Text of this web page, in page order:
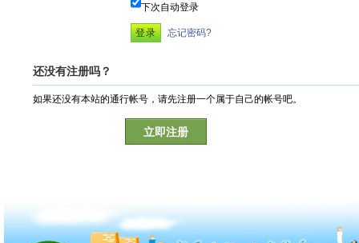
下次自动登录
忘记密码?
还没有注册吗？
如果还没有本站的通行帐号，请先注册一个属于自己的帐号吧。
立即注册